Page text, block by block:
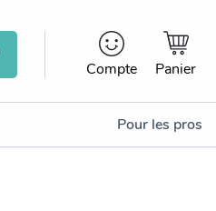
Compte Panier
Pour les pros